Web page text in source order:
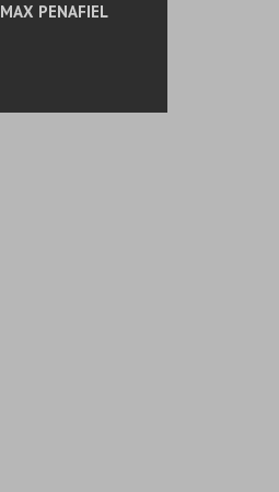
PENAFIEL